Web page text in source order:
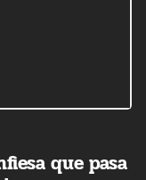
que pasa